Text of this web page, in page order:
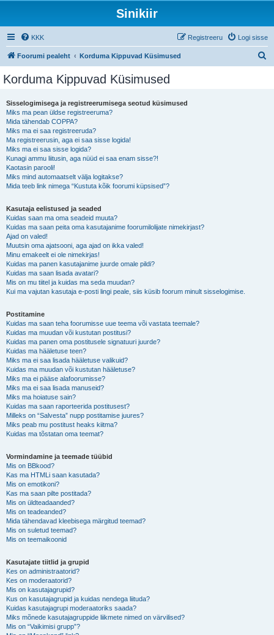
Sinikiir
KKK Logi sisse
Registreeru
Foorumi pealeht Korduma Kippuvad Küsimused
Korduma Kippuvad Küsimused
Sisselogimisega ja registreerumisega seotud küsimused
Miks ma pean üldse registreeruma?
Mida tähendab COPPA?
Miks ma ei saa registreeruda?
Ma registreerusin, aga ei saa sisse logida!
Miks ma ei saa sisse logida?
Kunagi ammu liitusin, aga nüüd ei saa enam sisse?!
Kaotasin parooli!
Miks mind automaatselt välja logitakse?
Mida teeb link nimega “Kustuta kõik foorumi küpsised”?
Kasutaja eelistused ja seaded
Kuidas saan ma oma seadeid muuta?
Kuidas ma saan peita oma kasutajanime foorumilolijate nimekirjast?
Ajad on valed!
Muutsin oma ajatsooni, aga ajad on ikka valed!
Minu emakeelt ei ole nimekirjas!
Kuidas ma panen kasutajanime juurde omale pildi?
Kuidas ma saan lisada avatari?
Mis on mu tiitel ja kuidas ma seda muudan?
Kui ma vajutan kasutaja e-posti lingi peale, siis küsib foorum minult sisselogimise.
Postitamine
Kuidas ma saan teha foorumisse uue teema või vastata teemale?
Kuidas ma muudan või kustutan postitusi?
Kuidas ma panen oma postitusele signatuuri juurde?
Kuidas ma hääletuse teen?
Miks ma ei saa lisada hääletuse valikuid?
Kuidas ma muudan või kustutan hääletuse?
Miks ma ei pääse alafoorumisse?
Miks ma ei saa lisada manuseid?
Miks ma hoiatuse sain?
Kuidas ma saan raporteerida postitusest?
Milleks on “Salvesta” nupp postitamise juures?
Miks peab mu postitust heaks kiitma?
Kuidas ma tõstatan oma teemat?
Vormindamine ja teemade tüübid
Mis on BBkood?
Kas ma HTMLi saan kasutada?
Mis on emotikoni?
Kas ma saan pilte postitada?
Mis on üldteadaanded?
Mis on teadeanded?
Mida tähendavad kleebisega märgitud teemad?
Mis on suletud teemad?
Mis on teemaikoonid
Kasutajate tiitlid ja grupid
Kes on administraatorid?
Kes on moderaatorid?
Mis on kasutajagrupid?
Kus on kasutajagrupid ja kuidas nendega liituda?
Kuidas kasutajagrupi moderaatoriks saada?
Miks mõnede kasutajagruppide liikmete nimed on värvilised?
Mis on “Vaikimisi grupp”?